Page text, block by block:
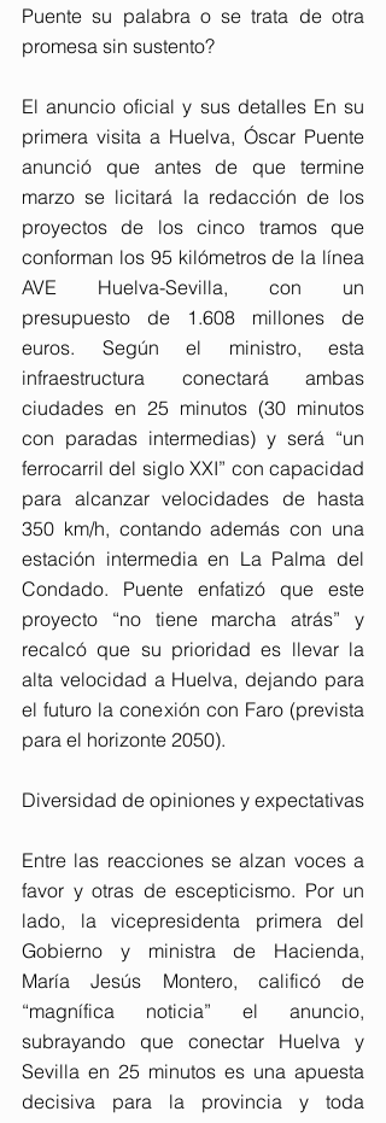
Puente su palabra o se trata de otra
promesa sin sustento?
El anuncio oficial y sus detalles En su
primera visita a Huelva, Óscar Puente
anunció que antes de que termine
marzo se licitará la redacción de los
proyectos de los cinco tramos que
conforman los 95 kilómetros de la línea
AVE Huelva-Sevilla, con un
presupuesto de 1.608 millones de
euros. Según el ministro, esta
infraestructura conectará ambas
ciudades en 25 minutos (30 minutos
con paradas intermedias) y será “un
ferrocarril del siglo XXI” con capacidad
para alcanzar velocidades de hasta
350 km/h, contando además con una
estación intermedia en La Palma del
Condado. Puente enfatizó que este
proyecto “no tiene marcha atrás” y
recalcó que su prioridad es llevar la
alta velocidad a Huelva, dejando para
el futuro la conexión con Faro (prevista
para el horizonte 2050).
Entre las reacciones se alzan voces a
favor y otras de escepticismo. Por un
lado, la vicepresidenta primera del
Gobierno y ministra de Hacienda,
María Jesús Montero, calificó de
“magnífica noticia” el anuncio,
subrayando que conectar Huelva y
Sevilla en 25 minutos es una apuesta
decisiva para la provincia y toda